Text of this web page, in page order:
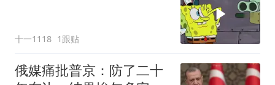
十一1118 1跟贴
俄媒痛批普京：防了二十